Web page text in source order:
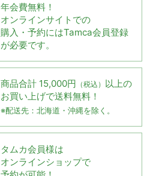
年会費無料！
オンラインサイトでの
購入・予約にはTamca会員登録
が必要です。
商品合計 15,000円 （税込） 以上の
お買い上げで送料無料！
※配送先：北海道・沖縄を除く。
タムカ会員様は
オンラインショップで